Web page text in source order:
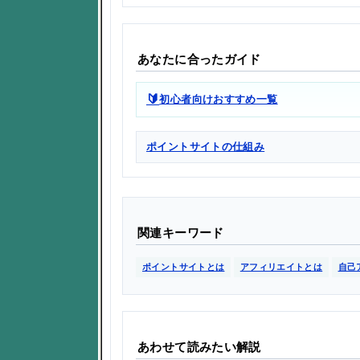
あなたに合ったガイド
🔰初心者向けおすすめ一覧
ポイントサイトの仕組み
関連キーワード
ポイントサイトとは アフィリエイトとは 自己
あわせて読みたい解説